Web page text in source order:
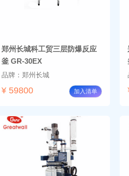
郑州长城科工贸三层防爆反应
釜 GR-30EX
品牌：郑州长城
¥ 59800 加入清单